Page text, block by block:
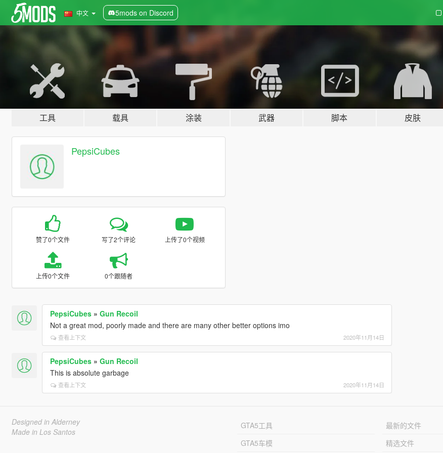
中文 5mods on Discord
工具 载具 涂装 武器 脚本 皮肤
PepsiCubes
赞了0个文件 写了2个评论 上传了0个视频
上传0个文件 0个跟随者
PepsiCubes» Gun Recoil
Not a great mod, poorly made and there are many other better options imo
查看上下文 2020年11月14日
PepsiCubes» Gun Recoil
This is absolute garbage
查看上下文 2020年11月14日
Designed in Alderney
Made in Los Santos
GTA5工具
GTA5车模
最新的文件
精选文件